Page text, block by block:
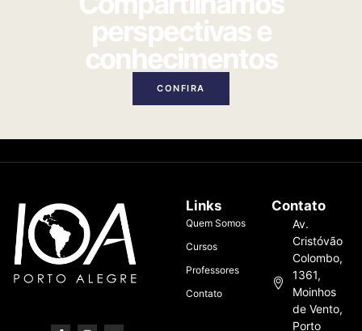
perspectivas e
conhecimentos
CONFIRA
Links
Quem Somos
Cursos
Professores
Contato
Contato
Av.
Cristóvão
Colombo,
1361,
Moinhos
de Vento,
Porto